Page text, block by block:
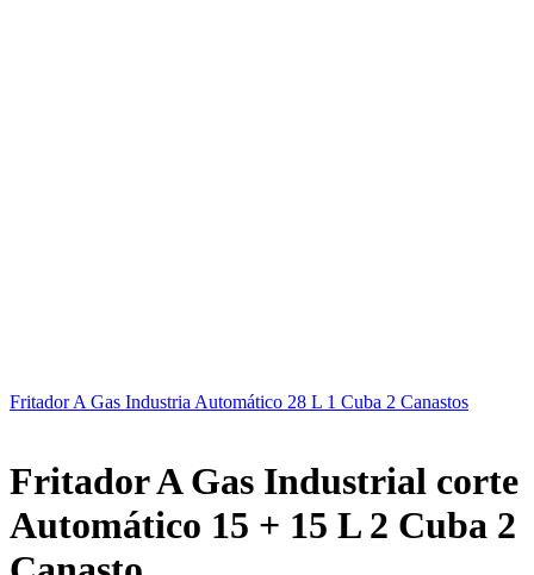
Fritador A Gas Industria Automático 28 L 1 Cuba 2 Canastos
Fritador A Gas Industrial corte
Automático 15 + 15 L 2 Cuba 2